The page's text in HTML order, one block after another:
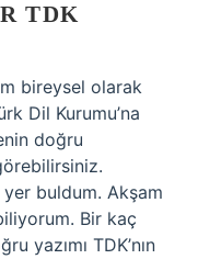
TDK
bireysel olarak
Dil Kurumu’na
doğru
buldum. Akşam
Bir kaç
yazımı TDK’nın